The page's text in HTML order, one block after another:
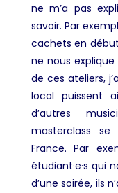
ne m’a pas
savoir. Par
cachets en
ne nous
de ces ateliers,
local puissent
d’autres
masterclass
France. Par
étudiant·e·s qui
d’une soirée, ils